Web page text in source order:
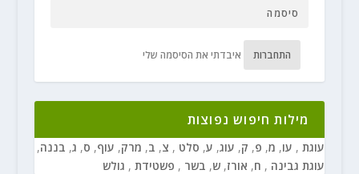
התחברות איבדתי את הסיסמה שלי
מילות חיפוש נפוצות
עוגת , עו, מ, פ, ק, עוג, ע, סלט , צ, ב, מרק, עוף, ס, ג, בננה,
עוגת גבינה , ח, אורז, ש, בשר , פשטידת , גולש